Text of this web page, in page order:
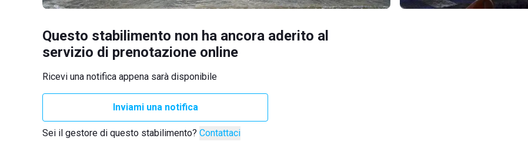
Questo stabilimento non ha ancora aderito al
servizio di prenotazione online
Ricevi una notifica appena sarà disponibile
Inviami una notifica
Sei il gestore di questo stabilimento? Contattaci